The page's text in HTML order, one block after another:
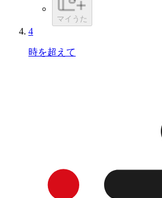
マイうた
4
時を超えて